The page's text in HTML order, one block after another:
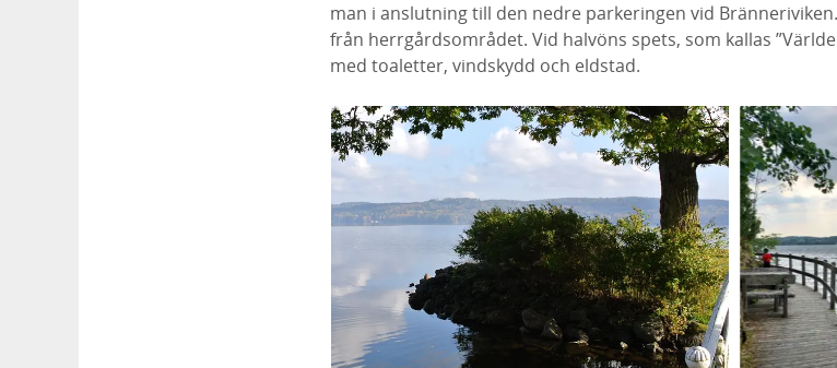
man i anslutning till den nedre parkeringen vid
från herrgårdsområdet. Vid halvöns spets, som kallas
med toaletter, vindskydd och eldstad.